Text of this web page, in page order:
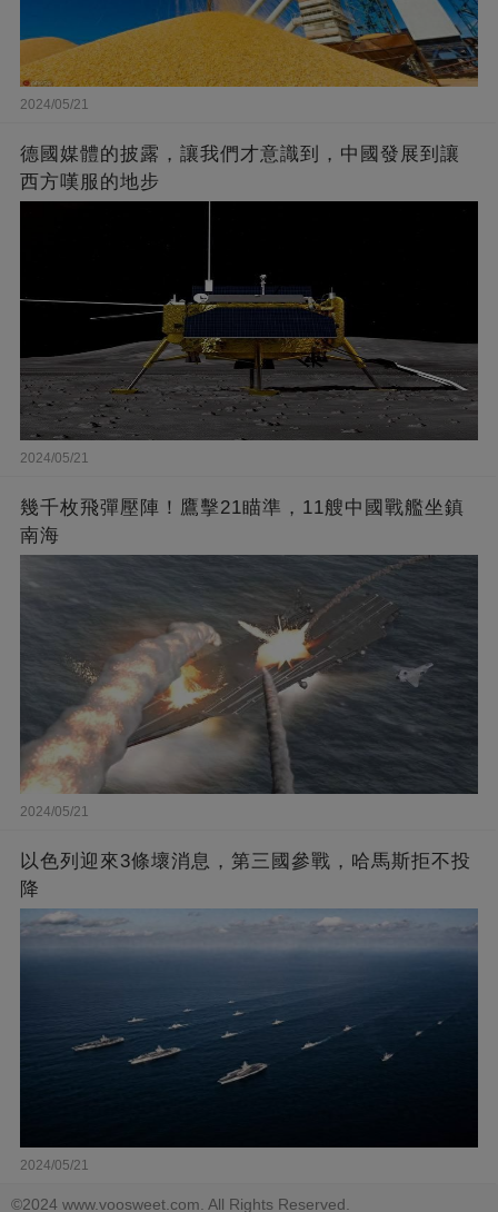
2024/05/21
德國媒體的披露，讓我們才意識到，中國發展到讓
西方嘆服的地步
2024/05/21
幾千枚飛彈壓陣！鷹擊21瞄準，11艘中國戰艦坐鎮
南海
2024/05/21
以色列迎來3條壞消息，第三國參戰，哈馬斯拒不投
降
2024/05/21
©2024 www.voosweet.com. All Rights Reserved.